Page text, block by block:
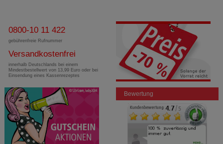
0800-10 11 422
gebührenfreie Rufnummer
Versandkostenfrei
innerhalb Deutschlands bei einem
Mindestbestellwert von 13,99 Euro oder bei
Einsendung eines Kassenrezeptes
Bewertung